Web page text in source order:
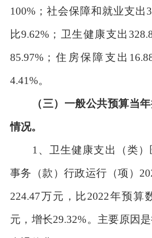
100%；社会保障和就业支出
比9.62%；卫生健康支出
85.97%；住房保障支出
4.41%。
（三）一般公共预算当
情况。
1、卫生健康支出（类）
事务（款）行政运行（项）
224.47万元，比2022年预算
元，增长29.32%。主要原因